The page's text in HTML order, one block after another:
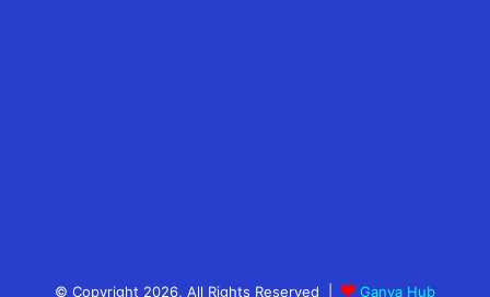
© Copyright 2026, All Rights Reserved | Ganya Hub